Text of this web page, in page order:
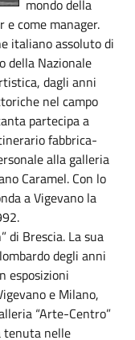
mondo della
e come manager.
italiano assoluto di
della Nazionale
dagli anni
nel campo
partecipa a
fabbrica-
alla galleria
Caramel. Con lo
a Vigevano la
di Brescia. La sua
degli anni
esposizioni
e Milano,
“Arte-Centro”
tenuta nelle